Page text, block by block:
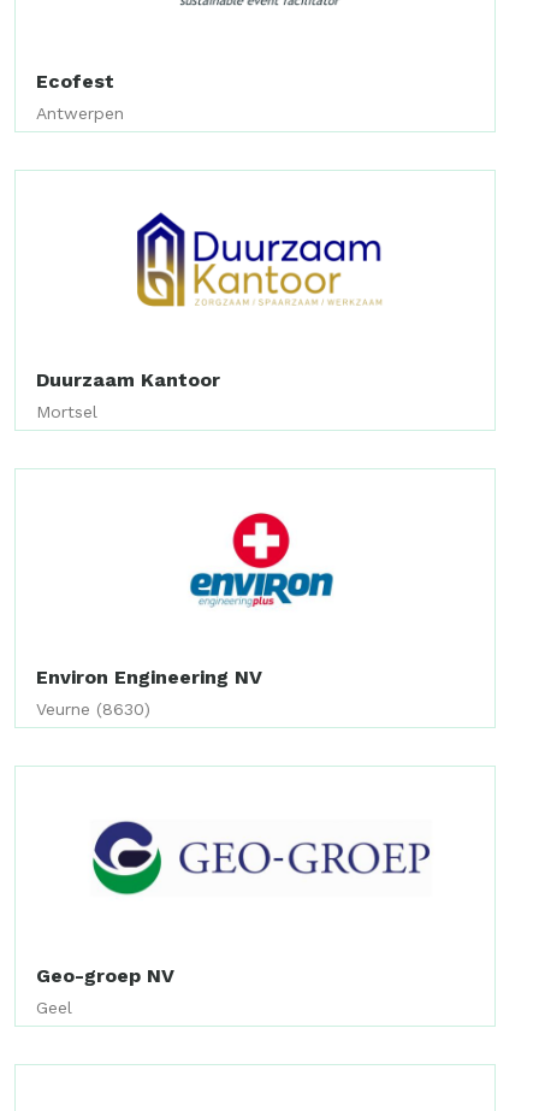
Ecofest
Antwerpen
Duurzaam Kantoor
Mortsel
Environ Engineering NV
Veurne (8630)
Geo-groep NV
Geel